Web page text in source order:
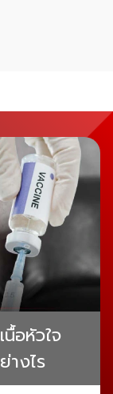
อหัวใจ
างไร